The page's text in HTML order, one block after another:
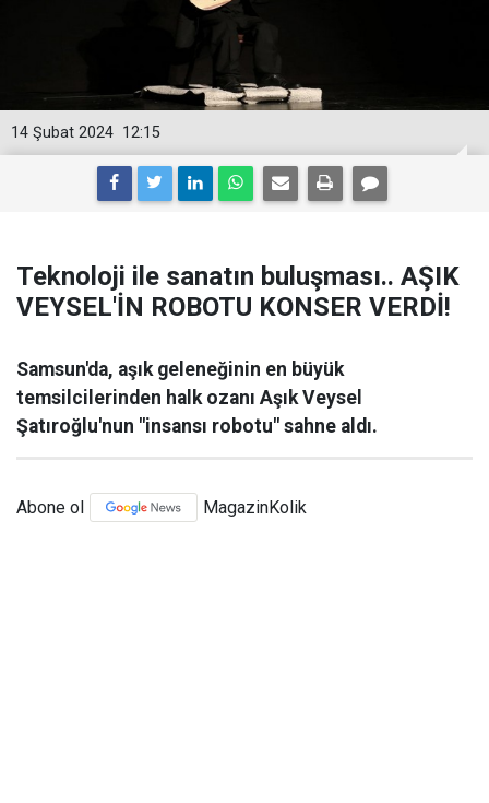
12:15
14 Şubat 2024
Teknoloji ile sanatın buluşması.. AŞIK
VEYSEL'İN ROBOTU KONSER VERDİ!
Samsun'da, aşık geleneğinin en büyük
temsilcilerinden halk ozanı Aşık Veysel
Şatıroğlu'nun "insansı robotu" sahne aldı.
Abone ol MagazinKolik